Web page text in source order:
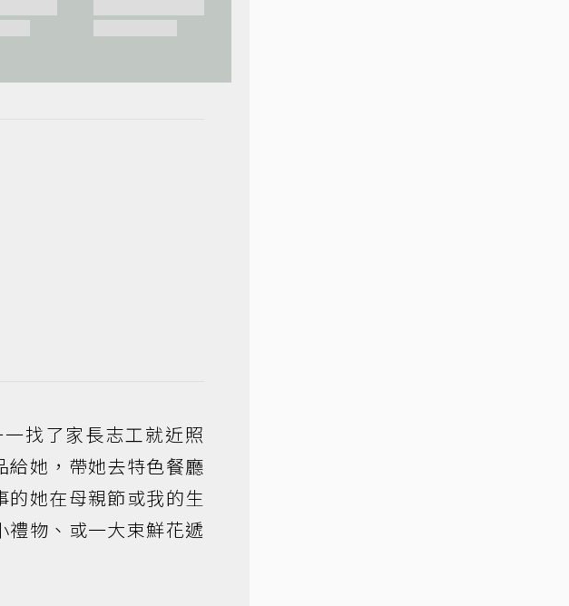
找了家長志工就近照
給她，帶她去特色餐廳
的她在母親節或我的生
禮物、或一大束鮮花遞